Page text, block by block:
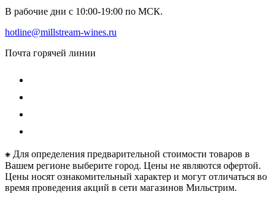
В рабочие дни с 10:00-19:00 по МСК.
hotline@millstream-wines.ru
Почта горячей линии
⁕ Для определения предварительной стоимости товаров в
Вашем регионе выберите город. Цены не являются офертой.
Цены носят ознакомительный характер и могут отличаться во
время проведения акций в сети магазинов Мильстрим.